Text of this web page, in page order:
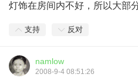
灯饰在房间内不好，所以大部
支持 反对
namlow
2008-9-4 08:51:26